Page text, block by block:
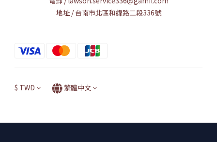
地址 / 台南市北區和緯路二段336號
$ TWD 繁體中文